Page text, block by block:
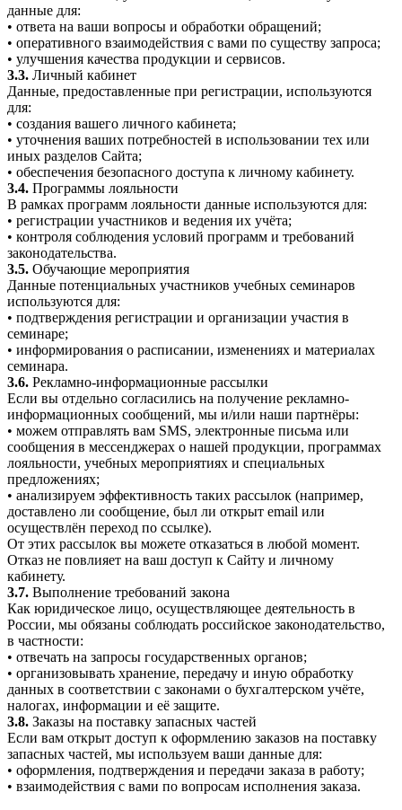
данные для:
• ответа на ваши вопросы и обработки обращений;
• оперативного взаимодействия с вами по существу запроса;
• улучшения качества продукции и сервисов.
3.3. Личный кабинет
Данные, предоставленные при регистрации, используются
для:
• создания вашего личного кабинета;
• уточнения ваших потребностей в использовании тех или
иных разделов Сайта;
• обеспечения безопасного доступа к личному кабинету.
3.4. Программы лояльности
В рамках программ лояльности данные используются для:
• регистрации участников и ведения их учёта;
• контроля соблюдения условий программ и требований
законодательства.
3.5. Обучающие мероприятия
Данные потенциальных участников учебных семинаров
используются для:
• подтверждения регистрации и организации участия в
семинаре;
• информирования о расписании, изменениях и материалах
семинара.
3.6. Рекламно-информационные рассылки
Если вы отдельно согласились на получение рекламно-
информационных сообщений, мы и/или наши партнёры:
• можем отправлять вам SMS, электронные письма или
сообщения в мессенджерах о нашей продукции, программах
лояльности, учебных мероприятиях и специальных
предложениях;
• анализируем эффективность таких рассылок (например,
доставлено ли сообщение, был ли открыт email или
осуществлён переход по ссылке).
От этих рассылок вы можете отказаться в любой момент.
Отказ не повлияет на ваш доступ к Сайту и личному
кабинету.
3.7. Выполнение требований закона
Как юридическое лицо, осуществляющее деятельность в
России, мы обязаны соблюдать российское законодательство,
в частности:
• отвечать на запросы государственных органов;
• организовывать хранение, передачу и иную обработку
данных в соответствии с законами о бухгалтерском учёте,
налогах, информации и её защите.
3.8. Заказы на поставку запасных частей
Если вам открыт доступ к оформлению заказов на поставку
запасных частей, мы используем ваши данные для:
• оформления, подтверждения и передачи заказа в работу;
• взаимодействия с вами по вопросам исполнения заказа.